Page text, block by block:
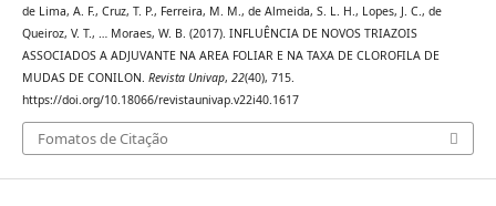
de Lima, A. F., Cruz, T. P., Ferreira, M. M., de Almeida, S. L. H., Lopes, J. C., de
Queiroz, V. T., … Moraes, W. B. (2017). INFLUÊNCIA DE NOVOS TRIAZOIS
ASSOCIADOS A ADJUVANTE NA AREA FOLIAR E NA TAXA DE CLOROFILA DE
MUDAS DE CONILON. Revista Univap, 22(40), 715.
https://doi.org/10.18066/revistaunivap.v22i40.1617
Fomatos de Citação